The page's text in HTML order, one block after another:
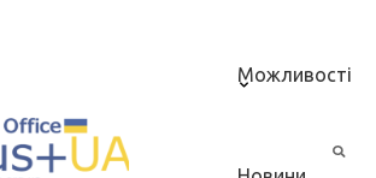
Можливості